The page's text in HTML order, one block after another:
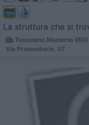
La struttura che si
Toscolano Maderno
Via Promontorio, 57